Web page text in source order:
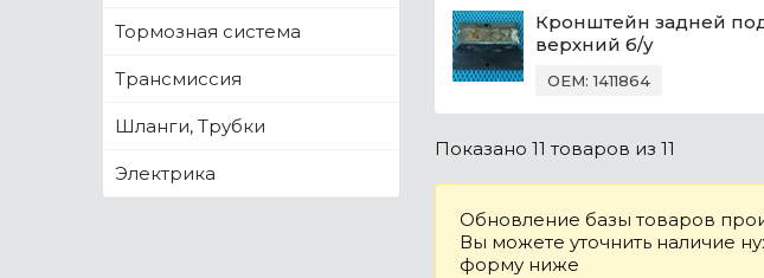
Тормозная система
Трансмиссия
Шланги, Трубки
Электрика
Кронштейн задней
верхний б/у
OEM: 1411864
Показано 11 товаров из 11
Обновление базы товаров
Вы можете уточнить наличие
форму ниже